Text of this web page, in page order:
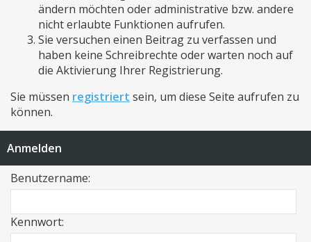
ändern möchten oder administrative bzw. andere
nicht erlaubte Funktionen aufrufen.
Sie versuchen einen Beitrag zu verfassen und
haben keine Schreibrechte oder warten noch auf
die Aktivierung Ihrer Registrierung.
Sie müssen registriert sein, um diese Seite aufrufen zu
können.
Anmelden
Benutzername:
Kennwort: